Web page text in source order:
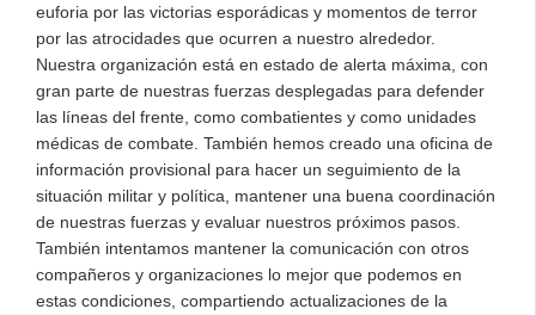
euforia por las victorias esporádicas y momentos de terror
por las atrocidades que ocurren a nuestro alrededor.
Nuestra organización está en estado de alerta máxima, con
gran parte de nuestras fuerzas desplegadas para defender
las líneas del frente, como combatientes y como unidades
médicas de combate. También hemos creado una oficina de
información provisional para hacer un seguimiento de la
situación militar y política, mantener una buena coordinación
de nuestras fuerzas y evaluar nuestros próximos pasos.
También intentamos mantener la comunicación con otros
compañeros y organizaciones lo mejor que podemos en
estas condiciones, compartiendo actualizaciones de la